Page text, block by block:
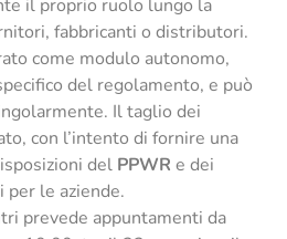
il proprio ruolo lungo la
fabbricanti o distributori.
come modulo autonomo,
del regolamento, e può
Il taglio dei
con l’intento di fornire una
del PPWR e dei
le aziende.
prevede appuntamenti da